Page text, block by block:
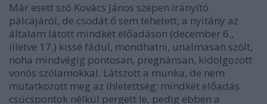
Már esett szó Kovács János szépen irányító
pálcájáról, de csodát ő sem tehetett, a nyitány az
általam látott mindkét előadáson (december 6.,
illetve 17.) kissé fádul, mondhatni, unalmasan szólt,
noha mindvégig pontosan, pregnánsan, kidolgozott
vonós szólamokkal. Látszott a munka, de nem
mutatkozott meg az ihletettség; mindkét előadás
csúcspontok nélkül pergett le, pedig ebben a